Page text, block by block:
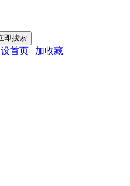
设首页 | 加收藏